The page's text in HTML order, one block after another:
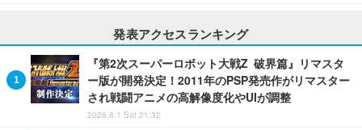
発表アクセスランキング
『第2次スーパーロボット大戦Z 破界篇』リマスタ
ー版が開発決定！2011年のPSP発売作がリマスター
され戦闘アニメの高解像度化やUIが調整
2026.8.1 Sat 21:32